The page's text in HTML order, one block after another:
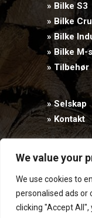
We value your
We use cookies to
personalised ads or
clicking "Accept All",
» Bilke S3
» Bilke
» Bilke
» Bilke M-
» Tilbehør
» Selskap
» Kontakt
This site is protected